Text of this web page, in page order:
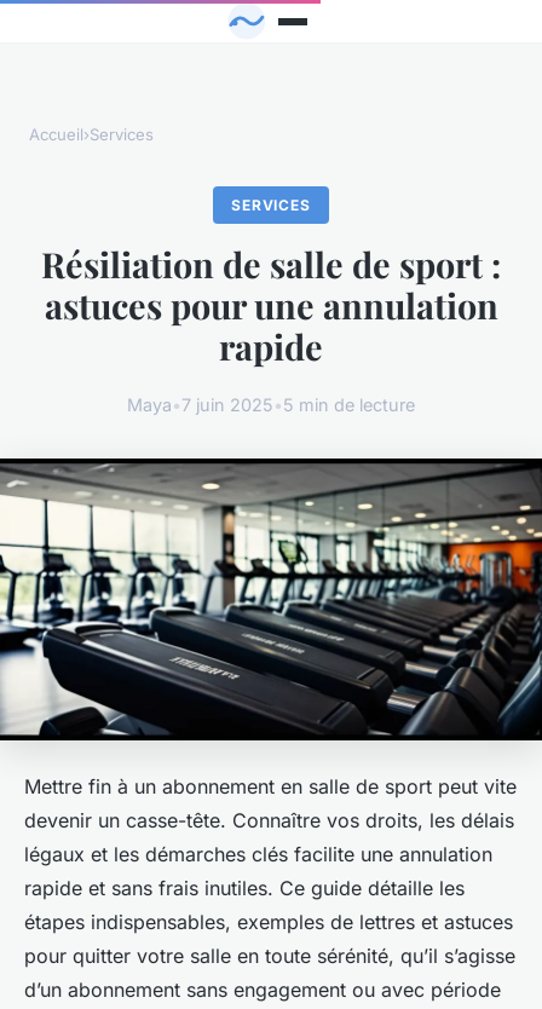
Accueil›Services
SERVICES
Résiliation de salle de sport :
astuces pour une annulation
rapide
Maya•7 juin 2025•5 min de lecture
Mettre fin à un abonnement en salle de sport peut vite
devenir un casse-tête. Connaître vos droits, les délais
légaux et les démarches clés facilite une annulation
rapide et sans frais inutiles. Ce guide détaille les
étapes indispensables, exemples de lettres et astuces
pour quitter votre salle en toute sérénité, qu’il s’agisse
d’un abonnement sans engagement ou avec période